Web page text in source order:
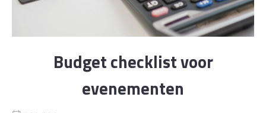
Budget checklist voor
evenementen